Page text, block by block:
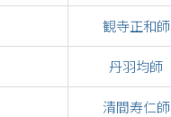
観寺正和師
丹羽均師
清間寿仁師